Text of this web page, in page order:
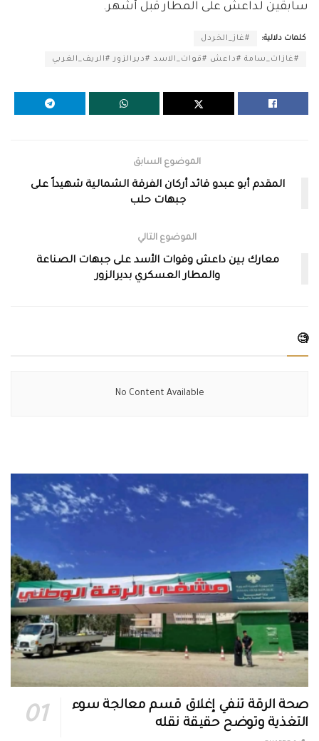
سابقين لداعش على المطار قبل أشهر.
كلمات دلالية: #غاز_الخردل
#غازات_سامة #داعش #قوات_الاسد #ديرالزور #الريف_الغربي
الموضوع السابق
المقدم أبو عبدو قائد أركان الفرقة الشمالية شهيداً على
جبهات حلب
الموضوع التالي
معارك بين داعش وقوات الأسد على جبهات الصناعة
والمطار العسكري بديرالزور
🧐
No Content Available
صحة الرقة تنفي إغلاق قسم معالجة سوء
التغذية وتوضح حقيقة نقله